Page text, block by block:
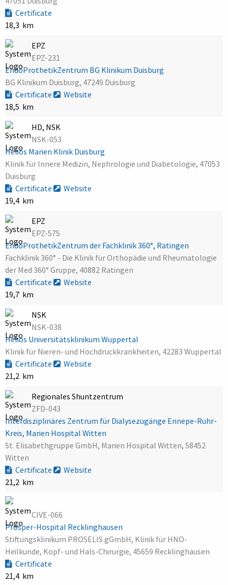
Certificate
18,3 km
EPZ
EPZ-231
EndoProthetikZentrum BG Klinikum Duisburg
BG Klinikum Duisburg, 47249 Duisburg
Certificate
Website
18,5 km
HD, NSK
NSK-053
Helios Marien Klinik Duisburg
Klinik für Innere Medizin, Nephrologie und Diabetologie, 47053
Duisburg
Certificate
Website
19,4 km
EPZ
EPZ-575
EndoProthetikZentrum der Fachklinik 360°, Ratingen
Fachklinik 360° - Die Klinik für Orthopädie und Rheumatologie
der Med 360° Gruppe, 40882 Ratingen
Certificate
Website
19,7 km
NSK
NSK-038
Helios Universitätsklinikum Wuppertal
Klinik für Nieren- und Hochdruckkrankheiten, 42283 Wuppertal
Certificate
Website
21,2 km
Regionales Shuntzentrum
ZFD-043
Interdisziplinäres Zentrum für Dialysezugänge Ennepe-Ruhr-
Kreis, Marien Hospital Witten
St. Elisabethgruppe GmbH, Marien Hospital Witten, 58452
Witten
Certificate
Website
21,2 km
CIVE-066
Prosper-Hospital Recklinghausen
Stiftungsklinikum PROSELIS gGmbH, Klinik für HNO-
Heilkunde, Kopf- und Hals-Chirurgie, 45659 Recklinghausen
Certificate
21,4 km